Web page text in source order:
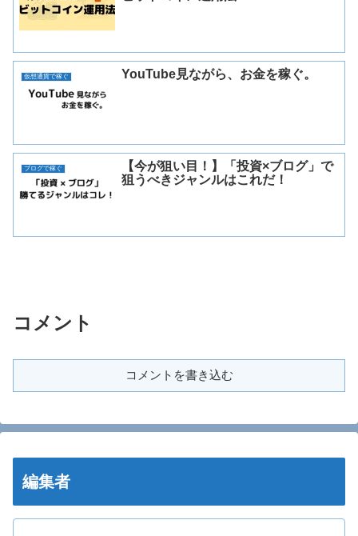
仮想通貨で稼ぐ YouTube見ながら、お金を稼ぐ。
ブログで稼ぐ
【今が狙い目！】「投資×ブログ」で
狙うべきジャンルはこれだ！
コメント
コメントを書き込む
編集者